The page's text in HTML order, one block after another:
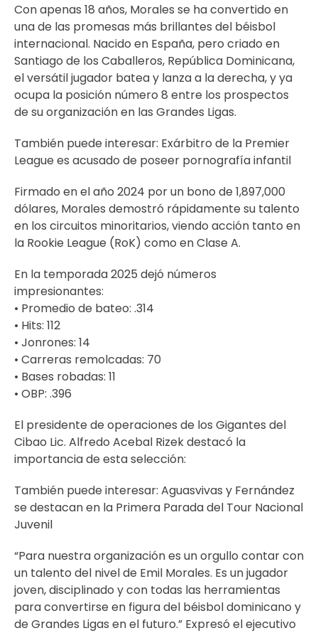
Con apenas 18 años, Morales se ha convertido en
una de las promesas más brillantes del béisbol
internacional. Nacido en España, pero criado en
Santiago de los Caballeros, República Dominicana,
el versátil jugador batea y lanza a la derecha, y ya
ocupa la posición número 8 entre los prospectos
de su organización en las Grandes Ligas.
También puede interesar: Exárbitro de la Premier
League es acusado de poseer pornografía infantil
Firmado en el año 2024 por un bono de 1,897,000
dólares, Morales demostró rápidamente su talento
en los circuitos minoritarios, viendo acción tanto en
la Rookie League (RoK) como en Clase A.
En la temporada 2025 dejó números
impresionantes:
• Promedio de bateo: .314
• Hits: 112
• Jonrones: 14
• Carreras remolcadas: 70
• Bases robadas: 11
• OBP: .396
El presidente de operaciones de los Gigantes del
Cibao Lic. Alfredo Acebal Rizek destacó la
importancia de esta selección:
También puede interesar: Aguasvivas y Fernández
se destacan en la Primera Parada del Tour Nacional
Juvenil
“Para nuestra organización es un orgullo contar con
un talento del nivel de Emil Morales. Es un jugador
joven, disciplinado y con todas las herramientas
para convertirse en figura del béisbol dominicano y
de Grandes Ligas en el futuro.” Expresó el ejecutivo